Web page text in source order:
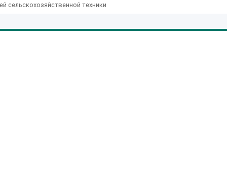
запитання.
сельскохозяйственной техники